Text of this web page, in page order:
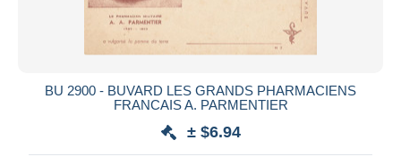
BU 2900 - BUVARD LES GRANDS PHARMACIENS
FRANCAIS A. PARMENTIER
± $6.94